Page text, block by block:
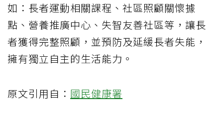
如：長者運動相關課程、社區照顧關懷據
點、營養推廣中心、失智友善社區等，讓長
者獲得完整照顧，並預防及延緩長者失能，
擁有獨立自主的生活能力。
原文引用自： 國民健康署